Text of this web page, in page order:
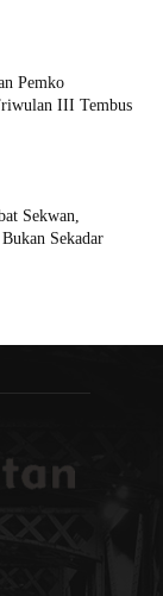
Pemko
III Tembus
Sekwan,
Sekadar